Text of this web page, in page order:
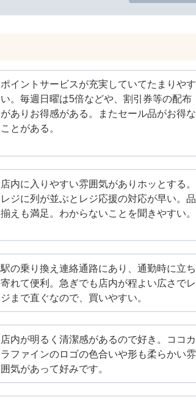
ポイントサービスが充実していてたまりやす
い。毎週日曜は5倍などや、割引券等の配布
がありお得感がある。またセール品がお得な
ことがある。
店内に入りやすい雰囲気がありホッとする。
レジに列が並ぶとレジ応援の対応が早い。品
揃えも満足。わからないことを聞きやすい。
駅の乗り換え連絡通路にあり、通勤時に立ち
寄れて便利。急ぎでも店内が程よい広さでレ
ジまで直ぐなので、買いやすい。
店内が明るく清潔感があるので好き。ココカ
ラファインのロゴの色合いや形も柔らかい雰
囲気があって好みです。